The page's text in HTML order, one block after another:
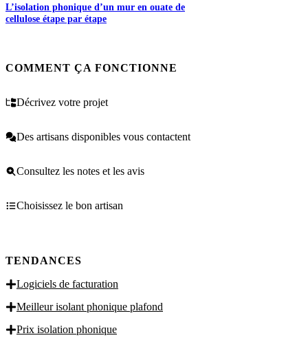
L’isolation phonique d’un mur en ouate de
cellulose étape par étape
COMMENT ÇA FONCTIONNE
Décrivez votre projet
Des artisans disponibles vous contactent
Consultez les notes et les avis
Choisissez le bon artisan
TENDANCES
Logiciels de facturation
Meilleur isolant phonique plafond
Prix isolation phonique